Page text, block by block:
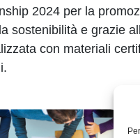
2024 per la
sostenibilità e grazie
con materiali